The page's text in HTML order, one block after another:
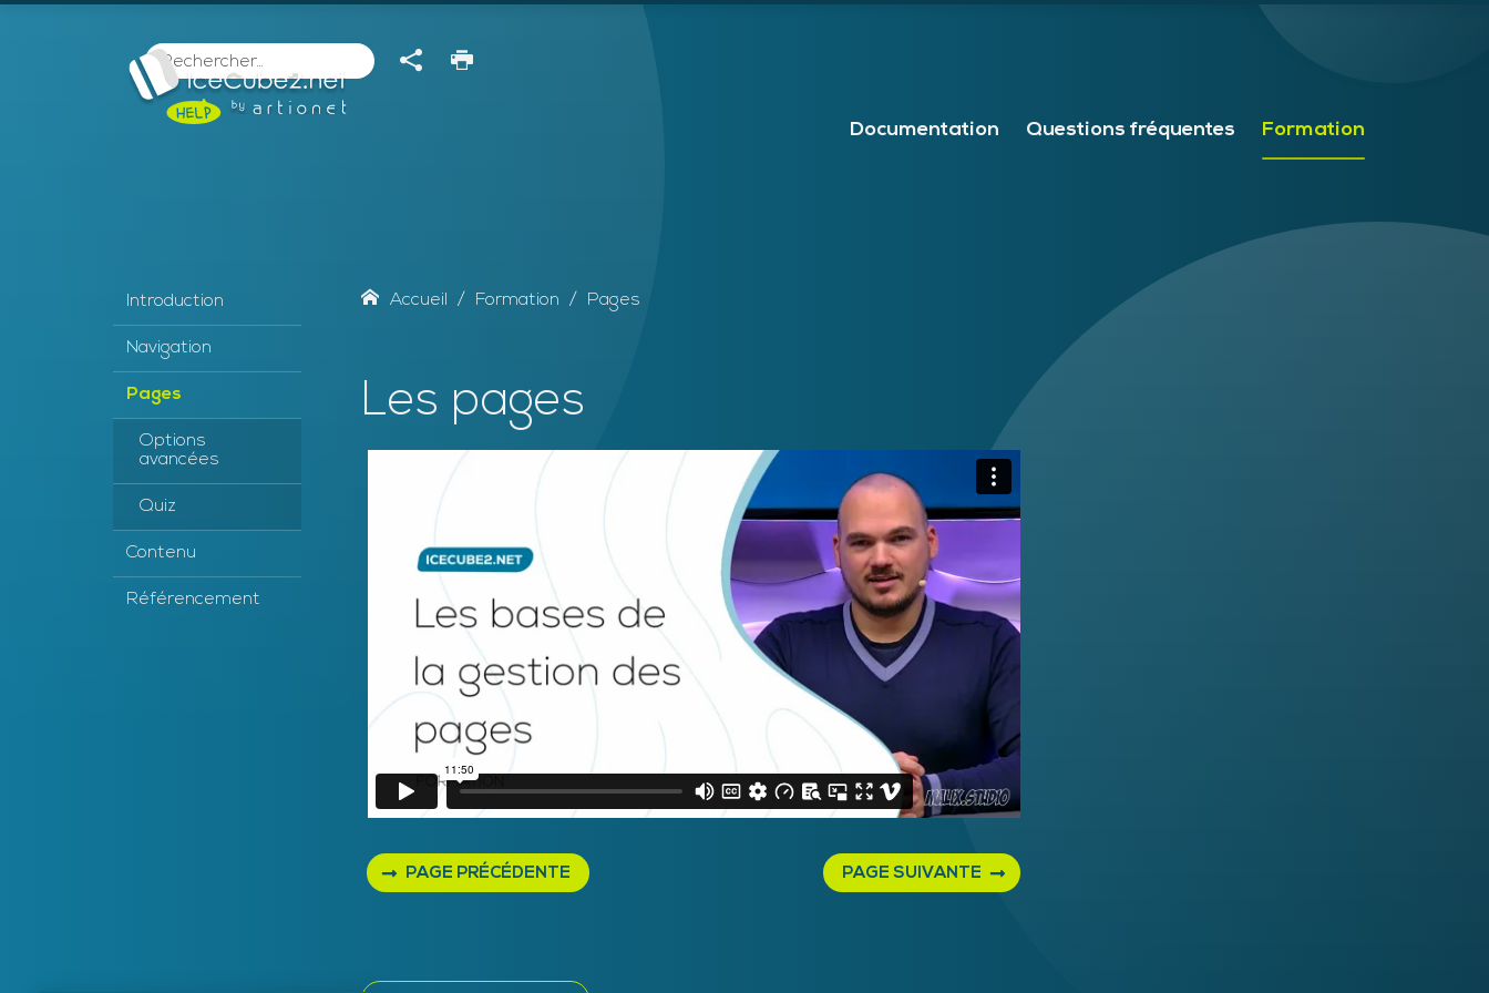
Documentation Questions fréquentes Formation
Rechercher
Introduction
Navigation
Pages
Options
avancées
Quiz
Contenu
Référencement
Accueil Formation Pages
Les pages
PAGE PRÉCÉDENTE PAGE SUIVANTE